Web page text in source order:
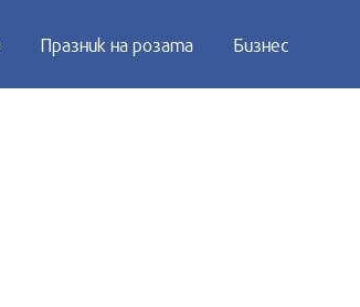
Празник на розата Бизнес